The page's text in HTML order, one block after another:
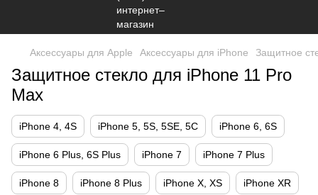
Аксессуары для Apple Аксессуары для iPhone Защитное
Защитное стекло для iPhone 11 Pro
Max
iPhone 4, 4S iPhone 5, 5S, 5SE, 5С iPhone 6, 6S
iPhone 6 Plus, 6S Plus iPhone 7 iPhone 7 Plus
iPhone 8 iPhone 8 Plus iPhone X, XS iPhone XR